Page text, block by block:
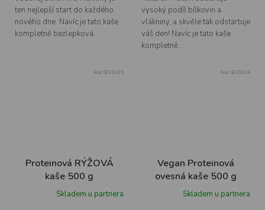
ten nejlepší start do každého
nového dne. Navíc je tato kaše
kompletně bezlepková.
vysoký podíl bílkovin a
vlákniny, a skvěle tak odstartuje
váš den! Navíc je tato kaše
kompletně...
Proteinová RÝŽOVÁ
kaše 500 g
Skladem u partnera
Kód: GF10035
Vegan Proteinová
ovesná kaše 500 g
Skladem u partnera
Kód: GF20024